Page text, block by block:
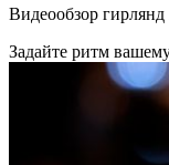
Видеообзор
Задайте ритм